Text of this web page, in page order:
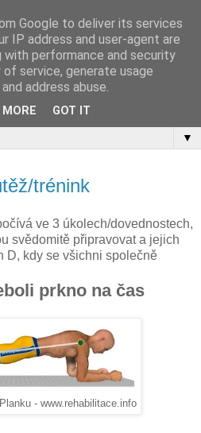
▼
trénink
ve 3 úkolech/dovednostech,
svědomitě připravovat a jejich
D, kdy se všichni společně
prkno na čas
- www.rehabilitace.info
Google to deliver its services
IP address and user-agent are
with performance and security
service, generate usage
address abuse.
MORE GOT IT